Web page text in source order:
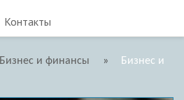
Контакты
Бизнес и финансы »
Бизнес и